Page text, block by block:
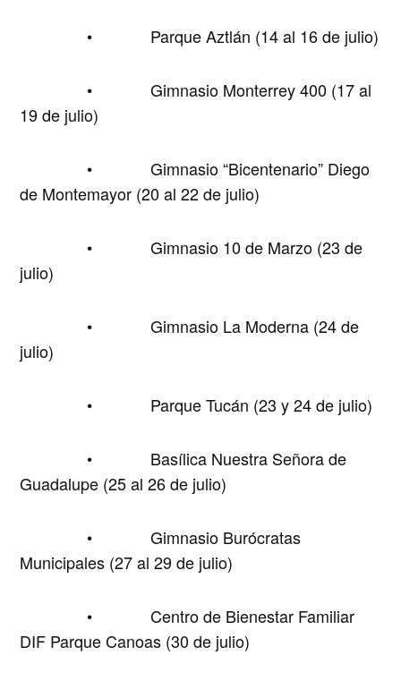
• Parque Aztlán (14 al 16 de julio)
• Gimnasio Monterrey 400 (17 al
19 de julio)
• Gimnasio “Bicentenario” Diego
de Montemayor (20 al 22 de julio)
• Gimnasio 10 de Marzo (23 de
julio)
• Gimnasio La Moderna (24 de
julio)
• Parque Tucán (23 y 24 de julio)
• Basílica Nuestra Señora de
Guadalupe (25 al 26 de julio)
• Gimnasio Burócratas
Municipales (27 al 29 de julio)
• Centro de Bienestar Familiar
DIF Parque Canoas (30 de julio)